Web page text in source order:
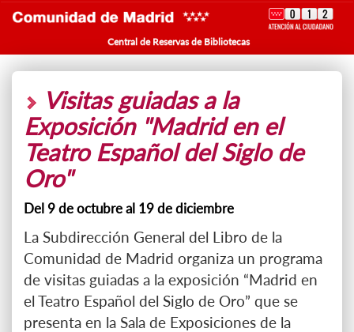
Central de Reservas de Bibliotecas
Visitas guiadas a la
Exposición "Madrid en el
Teatro Español del Siglo de
Oro"
Del 9 de octubre al 19 de diciembre
La Subdirección General del Libro de la
Comunidad de Madrid organiza un programa
de visitas guiadas a la exposición “Madrid en
el Teatro Español del Siglo de Oro” que se
presenta en la Sala de Exposiciones de la